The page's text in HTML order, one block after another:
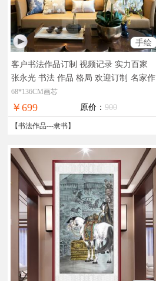
手绘
客户书法作品订制 视频记录 实力百家
张永光 书法 作品 格局 欢迎订制 名家作
品 值得收藏 升值空间大
68*136CM画芯
￥699 原价： 900
【书法作品---隶书】